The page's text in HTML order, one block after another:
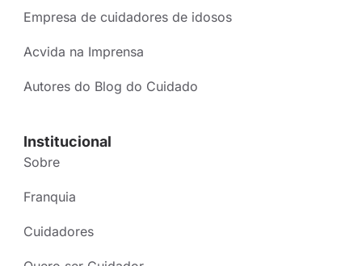
Empresa de cuidadores de idosos
Acvida na Imprensa
Autores do Blog do Cuidado
Institucional
Sobre
Franquia
Cuidadores